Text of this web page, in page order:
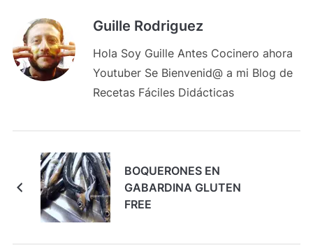
Guille Rodriguez
Hola Soy Guille Antes Cocinero ahora
Youtuber Se Bienvenid@ a mi Blog de
Recetas Fáciles Didácticas
BOQUERONES EN
GABARDINA GLUTEN
FREE